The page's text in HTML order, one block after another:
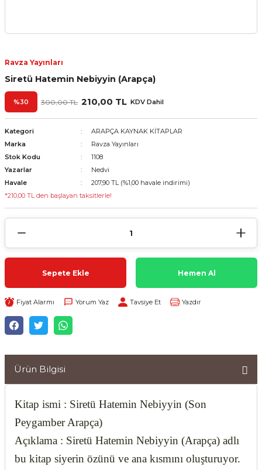
Ravza Yayınları
Siretü Hatemin Nebiyyin (Arapça)
%30 300,00 TL 210,00 TL KDV Dahil
Kategori
ARAPÇA KAYNAK KİTAPLAR
Marka
Ravza Yayınları
Stok Kodu
1108
Yazarlar
Nedvi
Havale
207,90 TL (%1,00 havale indirimi)
*210,00 TL den başlayan taksitlerle!
Sepete Ekle Hemen Al
Fiyat Alarmı Yorum Yaz Tavsiye Et Yazdır
Ürün Bilgisi
Kitap ismi : Siretü Hatemin Nebiyyin (Son
Peygamber Arapça)
Açıklama : Siretü Hatemin Nebiyyin (Arapça) adlı
bu kitap siyerin özünü ve ana kısmını oluşturuyor.